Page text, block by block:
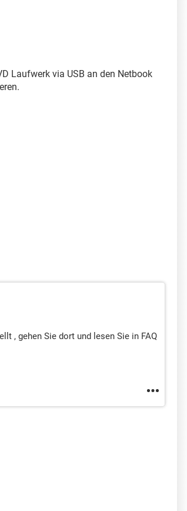
Laufwerk via USB an den Netbook
, gehen Sie dort und lesen Sie in FAQ